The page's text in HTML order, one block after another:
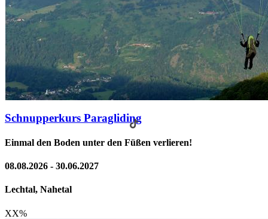
Schnupperkurs Paragliding
Einmal den Boden unter den Füßen verlieren!
08.08.2026 - 30.06.2027
Lechtal, Nahetal
XX%